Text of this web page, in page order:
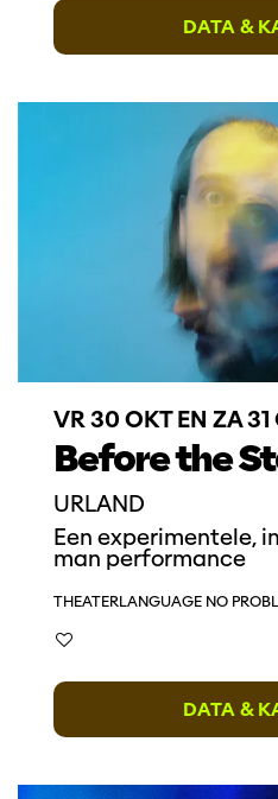
DATA &
Before the
URLAND
VR 30 OKTEN ZA 31
Een experimentele,
man performance
THEATERLANGUAGE NO
DATA &